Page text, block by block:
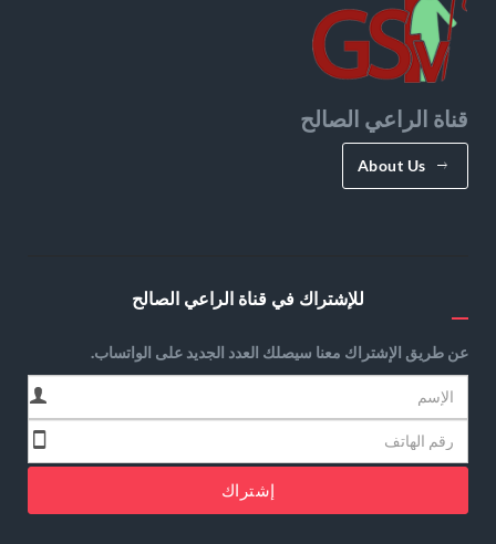
قناة الراعي الصالح
About Us
للإشتراك في قناة الراعي الصالح
عن طريق الإشتراك معنا سيصلك العدد الجديد على الواتساب.
إشتراك